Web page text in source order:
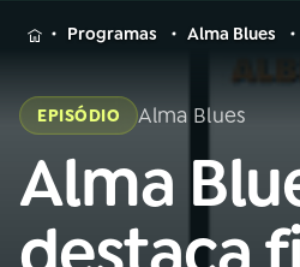
MENU
Buscar
na
Rádio
Nacional
AO VIVO
na
Rádio
Programas Alma Blues
EPISÓDIO Alma Blues
Alma